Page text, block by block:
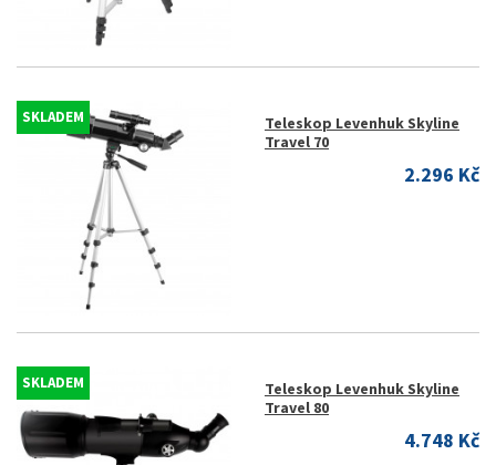
SKLADEM
Teleskop Levenhuk Skyline
Travel 70
2.296 Kč
SKLADEM
Teleskop Levenhuk Skyline
Travel 80
4.748 Kč